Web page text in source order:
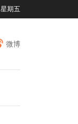
星期五
微博